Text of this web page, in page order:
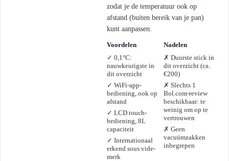
zodat je de temperatuur ook op
afstand (buiten bereik van je pan)
kunt aanpassen.
Voordelen
✓ 0,1°C:
nauwkeurigste in
dit overzicht
✓ WiFi-app-
bediening, ook op
afstand
✓ LCD touch-
bediening, 8L
capaciteit
✓ Internationaal
erkend sous vide-
merk
Nadelen
✗ Duurste stick in
dit overzicht (ca.
€200)
✗ Slechts 1
Bol.com-review
beschikbaar: te
weinig om op te
vertrouwen
✗ Geen
vacuümzakken
inbegrepen